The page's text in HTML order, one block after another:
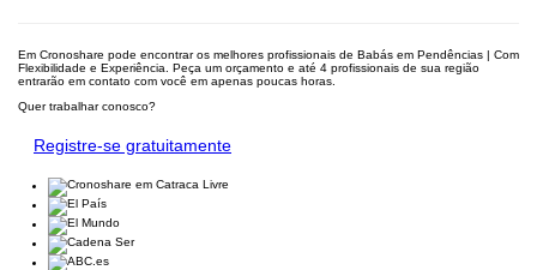
Em Cronoshare pode encontrar os melhores profissionais de Babás em Pendências | Com
Flexibilidade e Experiência. Peça um orçamento e até 4 profissionais de sua região
entrarão em contato com você em apenas poucas horas.
Quer trabalhar conosco?
Registre-se gratuitamente